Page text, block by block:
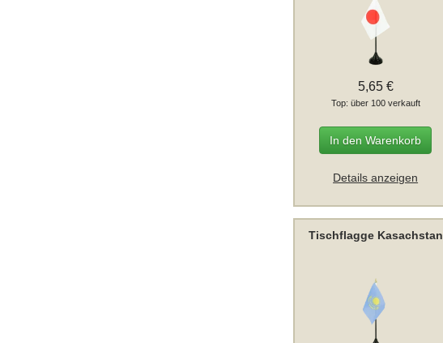
5,65 €
Top: über 100 verkauft
In den Warenkorb
Details anzeigen
Tischflagge Kasachstan